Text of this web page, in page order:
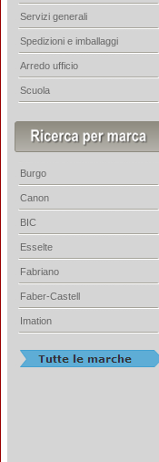
Servizi generali
Spedizioni e imballaggi
Arredo ufficio
Scuola
Burgo
Canon
BIC
Esselte
Fabriano
Faber-Castell
Imation